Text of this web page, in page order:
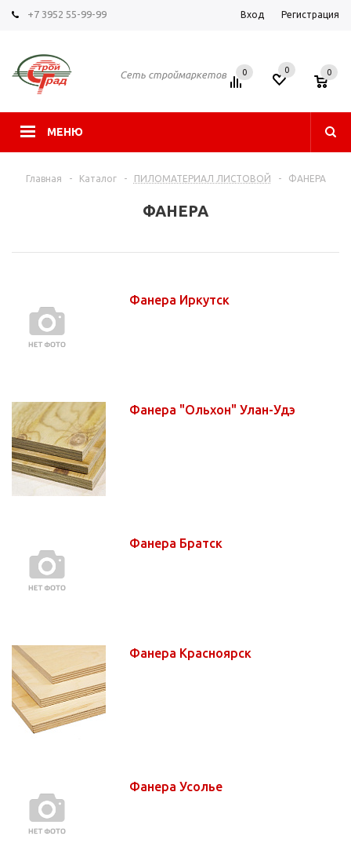
+7 3952 55-99-99 Вход Регистрация
Сеть строймаркетов
МЕНЮ
0 0 0
Главная - Каталог - ПИЛОМАТЕРИАЛ ЛИСТОВОЙ - ФАНЕРА
ФАНЕРА
Фанера Иркутск
Фанера "Ольхон" Улан-Удэ
Фанера Братск
Фанера Красноярск
Фанера Усолье